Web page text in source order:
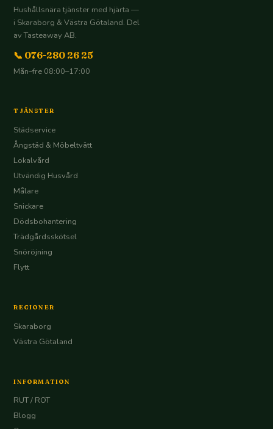
Hushållsnära tjänster med hjärta —
i Skaraborg & Västra Götaland. Del
av Tasteaway AB.
📞 076-280 26 25
Mån–fre 08:00–17:00
TJÄNSTER
Städservice
Ångstäd & Möbeltvätt
Lokalvård
Utvändig Husvård
Målare
Snickare
Dödsbohantering
Trädgårdsskötsel
Snöröjning
Flytt
REGIONER
Skaraborg
Västra Götaland
INFORMATION
RUT / ROT
Blogg